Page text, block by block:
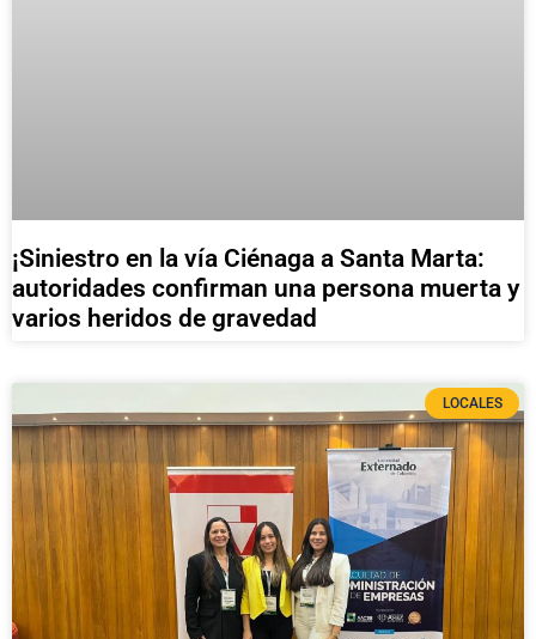
¡Siniestro en la vía Ciénaga a Santa Marta:
autoridades confirman una persona muerta y
varios heridos de gravedad
LOCALES